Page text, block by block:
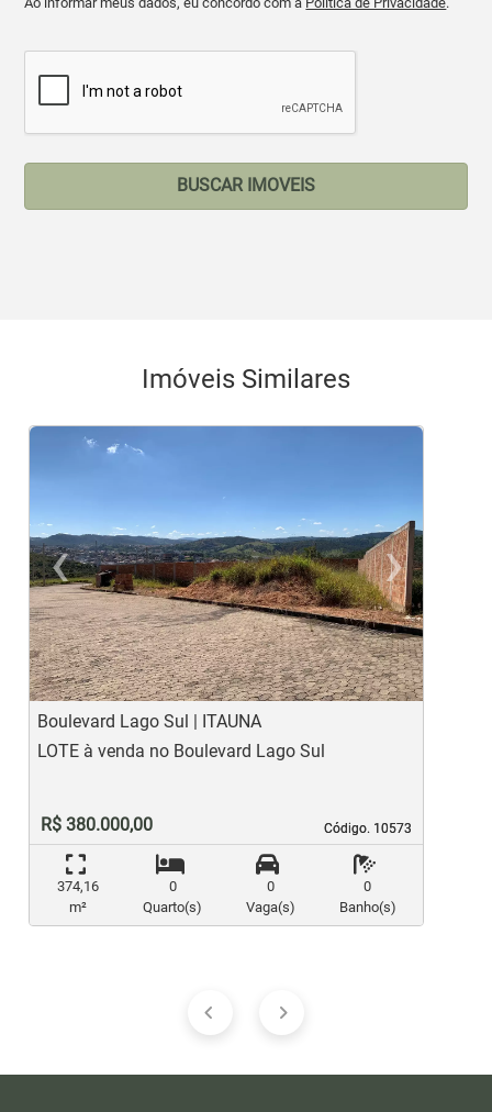
BUSCAR IMOVEIS
Imóveis Similares
‹
Previous
›
Boulevard Lago Sul | ITAUNA
Código. 10573
Código. 10573
LOTE à venda no Boulevard Lago Sul
R$ 380.000,00
374,16
m²
0
Quarto(s)
0
Vaga(s)
0
Banho(s)